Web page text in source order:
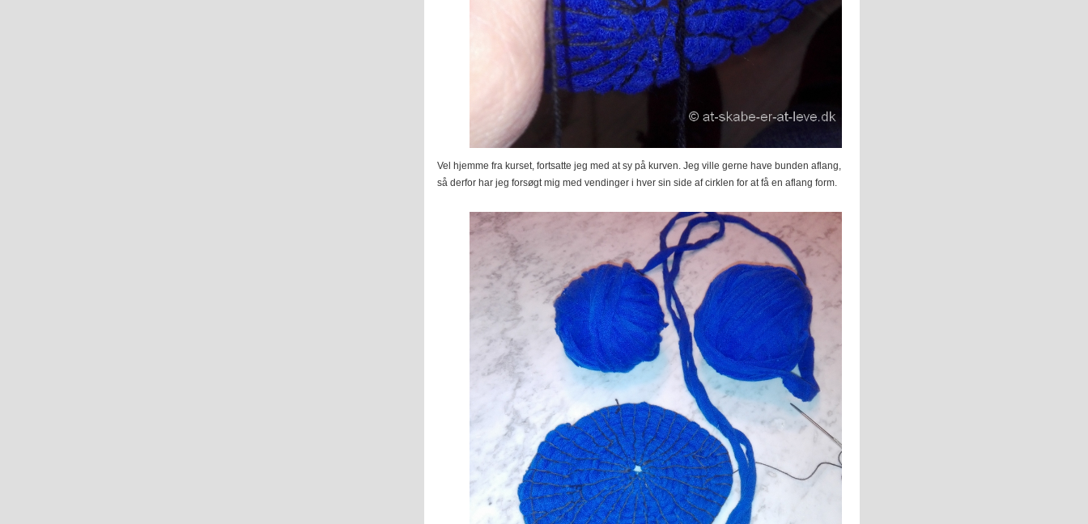
Vel hjemme fra kurset, fortsatte jeg med at sy på kurven. Jeg ville gerne have bunden aflang,
så derfor har jeg forsøgt mig med vendinger i hver sin side af cirklen for at få en aflang form.